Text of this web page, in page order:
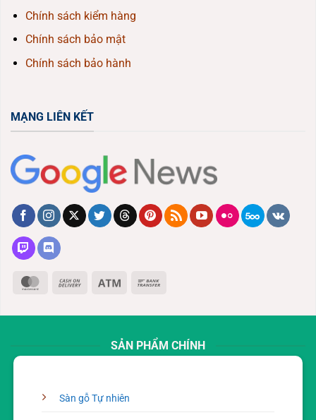
Chính sách kiểm hàng
Chính sách bảo mật
Chính sách bảo hành
MẠNG LIÊN KẾT
MasterCard
Cash
Delivery
Atm
SẢN PHẨM CHÍNH
Sàn gỗ Tự nhiên